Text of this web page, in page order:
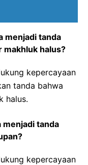
menjadi tanda
makhluk halus?
kepercayaan
tanda bahwa
halus.
menjadi tanda
kepercayaan